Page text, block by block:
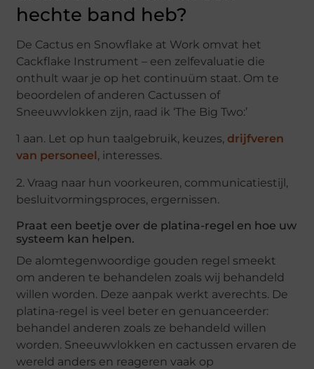
hechte band heb?
De Cactus en Snowflake at Work omvat het
Cackflake Instrument – een zelfevaluatie die
onthult waar je op het continuüm staat. Om te
beoordelen of anderen Cactussen of
Sneeuwvlokken zijn, raad ik ‘The Big Two:’
1 aan. Let op hun taalgebruik, keuzes,drijfveren
van personeel, interesses.
2. Vraag naar hun voorkeuren, communicatiestijl,
besluitvormingsproces, ergernissen.
Praat een beetje over de platina-regel en hoe uw
systeem kan helpen.
De alomtegenwoordige gouden regel smeekt
om anderen te behandelen zoals wij behandeld
willen worden. Deze aanpak werkt averechts. De
platina-regel is veel beter en genuanceerder:
behandel anderen zoals ze behandeld willen
worden. Sneeuwvlokken en cactussen ervaren de
wereld anders en reageren vaak op